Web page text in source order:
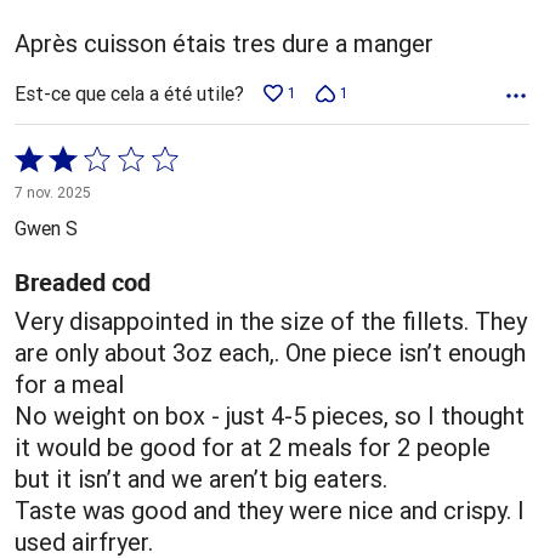
Après cuisson étais tres dure a manger
Est-ce que cela a été utile? 1 1
Coté
2 sur
5
7 nov. 2025
Gwen S
Breaded cod
Very disappointed in the size of the fillets. They
are only about 3oz each,. One piece isn’t enough
for a meal
No weight on box - just 4-5 pieces, so I thought
it would be good for at 2 meals for 2 people
but it isn’t and we aren’t big eaters.
Taste was good and they were nice and crispy. I
used airfryer.